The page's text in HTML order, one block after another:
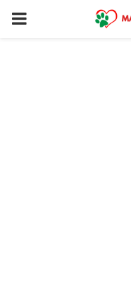
PRIMARY